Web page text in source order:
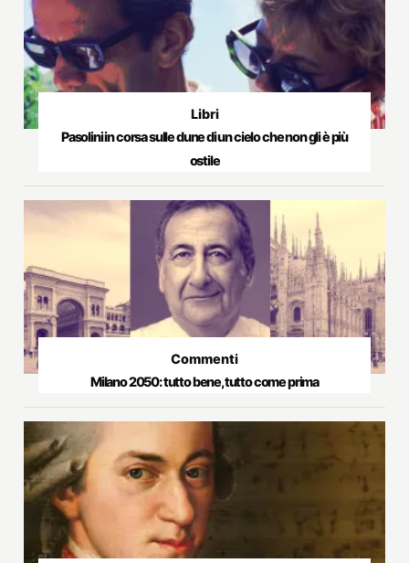
Libri
Pasolini in corsa sulle dune di un cielo che non gli è più
ostile
Commenti
Milano 2050: tutto bene, tutto come prima